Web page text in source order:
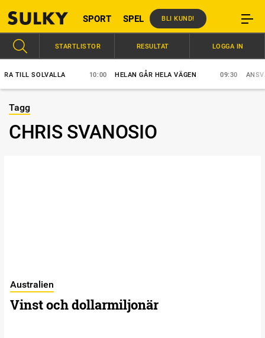
SPORT SPEL BLI KUND!
TILL SOLVALLA 10:00 HELAN GÅR HELA VÄGEN 09:30 ANSVAR
STARTLISTOR RESULTAT LOGGA IN
Tagg
CHRIS SVANOSIO
Australien
Vinst och dollarmiljonär